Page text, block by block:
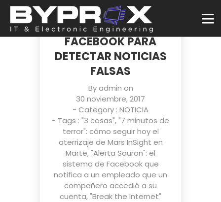
ESTOS SON LOS 10
CONSEJOS DE
FACEBOOK PARA
DETECTAR NOTICIAS
FALSAS
Byadmin on
30 noviembre, 2017
- Category : NOTICIA
- Tags : "3 cosas","7 minutos de
terror": cómo seguir hoy el
aterrizaje de Mars InSight en
Marte,"Alerta Sauron": el
sistema de Facebook que
notifica a un empleado que un
compañero accedió a su
cuenta,"Break the Internet"